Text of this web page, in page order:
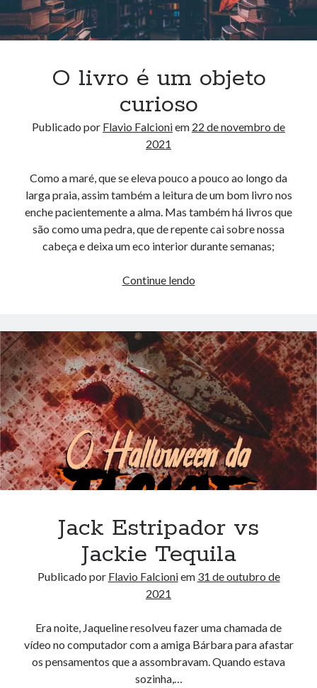
em
Livros
O livro é um objeto
curioso
Publicado por Flavio Falcioniem 22 de novembro de
2021
Como a maré, que se eleva pouco a pouco ao longo da
larga praia, assim também a leitura de um bom livro nos
enche pacientemente a alma. Mas também há livros que
são como uma pedra, que de repente cai sobre nossa
cabeça e deixa um eco interior durante semanas;
Continue lendoO
um
objeto
curioso
Jack Estripador vs
Jackie Tequila
Publicado por Flavio Falcioniem 31 de outubro de
2021
Era noite, Jaqueline resolveu fazer uma chamada de
vídeo no computador com a amiga Bárbara para afastar
os pensamentos que a assombravam. Quando estava
sozinha,…